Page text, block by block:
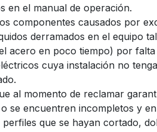
en el manual de operación.
componentes causados por
derramados en el equipo
acero en poco tiempo) por
cuya instalación no
al momento de reclamar
se encuentren incompletos y
que se hayan cortado,